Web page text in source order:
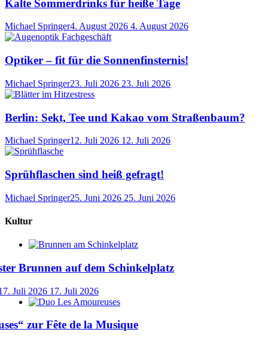
Kalte Sommerdrinks für heiße Tage
Michael Springer4. August 2026 4. August 2026
Optiker – fit für die Sonnenfinsternis!
Michael Springer23. Juli 2026 23. Juli 2026
Berlin: Sekt, Tee und Kakao vom Straßenbaum?
Michael Springer12. Juli 2026 12. Juli 2026
Sprühflaschen sind heiß gefragt!
Michael Springer25. Juni 2026 25. Juni 2026
Kultur
Brunnen auf dem Schinkelplatz
Juli 2026 17. Juli 2026
zur Fête de la Musique